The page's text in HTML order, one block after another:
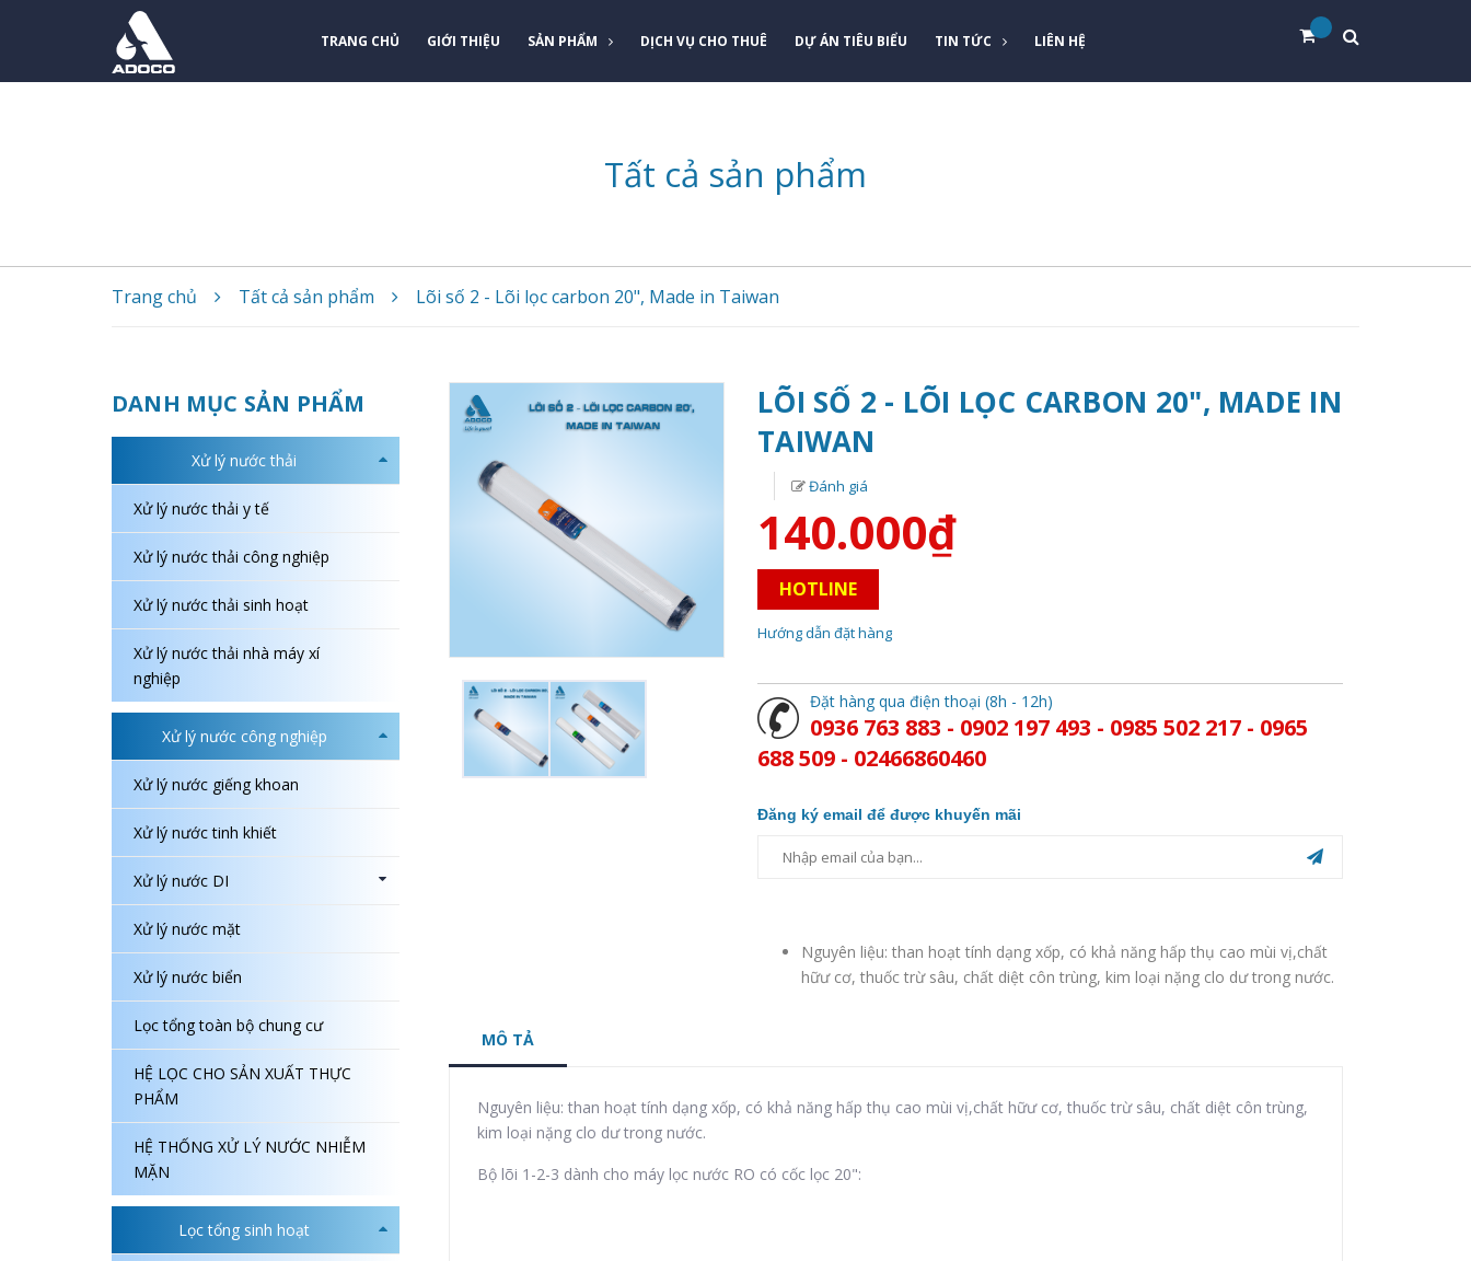
TRANG CHỦ GIỚI THIỆU SẢN PHẨM DỊCH VỤ CHO THUÊ DỰ ÁN TIÊU BIỂU TIN TỨC LIÊN HỆ
Tất cả sản phẩm
Trang chủ Tất cả sản phẩm Lõi số 2 - Lõi lọc carbon 20", Made in Taiwan
LÕI SỐ 2 - LÕI LỌC CARBON 20", MADE IN
TAIWAN
Đánh giá
140.000₫
HOTLINE
Hướng dẫn đặt hàng
Đặt hàng qua điện thoại (8h - 12h)
0936 763 883 - 0902 197 493 - 0985 502 217 - 0965
688 509 - 02466860460
Đăng ký email để được khuyến mãi
Nguyên liệu: than hoạt tính dạng xốp, có khả năng hấp thụ cao mùi vị,chất
hữư cơ, thuốc trừ sâu, chất diệt côn trùng, kim loại nặng clo dư trong nước.
MÔ TẢ
Nguyên liệu: than hoạt tính dạng xốp, có khả năng hấp thụ cao mùi vị,chất hữư cơ, thuốc trừ sâu, chất diệt côn trùng,
kim loại nặng clo dư trong nước.
Bộ lõi 1-2-3 dành cho máy lọc nước RO có cốc lọc 20":
DANH MỤC SẢN PHẨM
Xử lý nước thải
Xử lý nước thải y tế
Xử lý nước thải công nghiệp
Xử lý nước thải sinh hoạt
Xử lý nước thải nhà máy xí
nghiệp
Xử lý nước công nghiệp
Xử lý nước giếng khoan
Xử lý nước tinh khiết
Xử lý nước DI
Xử lý nước mặt
Xử lý nước biển
Lọc tổng toàn bộ chung cư
HỆ LỌC CHO SẢN XUẤT THỰC
PHẨM
HỆ THỐNG XỬ LÝ NƯỚC NHIỄM
MẶN
Lọc tổng sinh hoạt